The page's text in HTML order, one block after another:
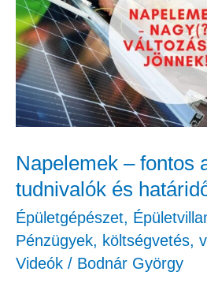
Napelemek – fontos
tudnivalók és
Épületgépészet,
Pénzügyek, költségvetés,
Videók / Bodnár György
fontos
aktuális
tudnivalók
és
határidők